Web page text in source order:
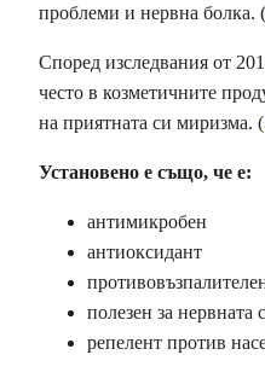
проблеми и нервна болка. (
Според изследвания от
често в козметичните
на приятната си миризма. (
Установено е също, че е:
антимикробен
антиоксидант
полезен за нервната
репелент против